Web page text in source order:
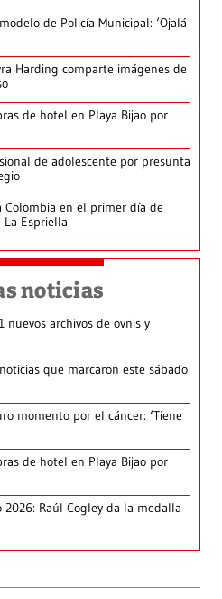
de Policía Municipal: ‘Ojalá
Harding comparte imágenes de
de hotel en Playa Bijao por
de adolescente por presunta
Colombia en el primer día de
Espriella
noticias
nuevos archivos de ovnis y
que marcaron este sábado
momento por el cáncer: ‘Tiene
de hotel en Playa Bijao por
Raúl Cogley da la medalla